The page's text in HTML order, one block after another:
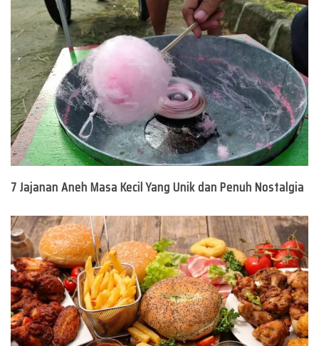
7 Jajanan Aneh Masa Kecil Yang Unik dan Penuh Nostalgia